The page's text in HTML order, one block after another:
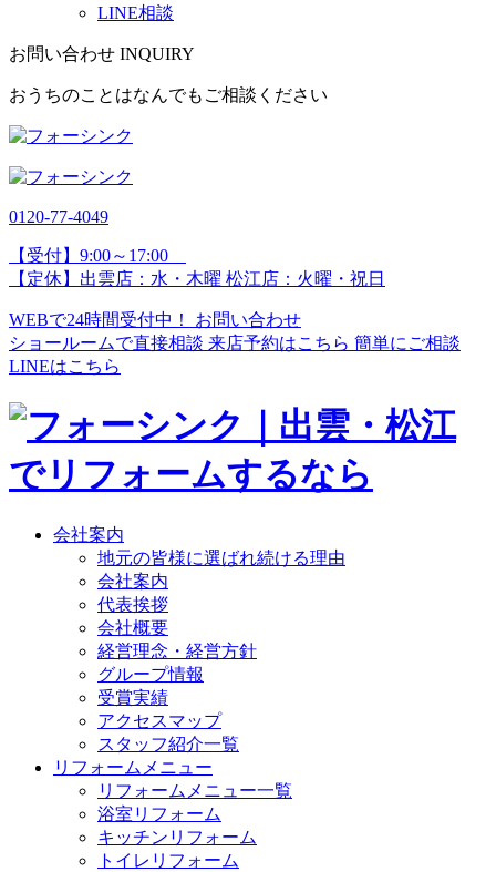
LINE相談
お問い合わせ INQUIRY
おうちのことはなんでもご相談ください
0120-77-4049
【受付】9:00～17:00
【定休】出雲店：水・木曜 松江店：火曜・祝日
WEBで24時間受付中！
お問い合わせ
ショールームで直接相談 来店予約はこちら 簡単にご相談
LINEはこちら
会社案内
地元の皆様に選ばれ続ける理由
会社案内
代表挨拶
会社概要
経営理念・経営方針
グループ情報
受賞実績
アクセスマップ
スタッフ紹介一覧
リフォームメニュー
リフォームメニュー一覧
浴室リフォーム
キッチンリフォーム
トイレリフォーム